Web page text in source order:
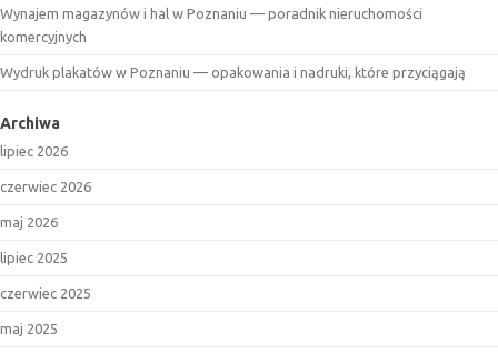
Wynajem magazynów i hal w Poznaniu — poradnik nieruchomości
komercyjnych
Wydruk plakatów w Poznaniu — opakowania i nadruki, które przyciągają
Archiwa
lipiec 2026
czerwiec 2026
maj 2026
lipiec 2025
czerwiec 2025
maj 2025